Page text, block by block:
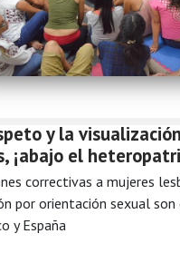
y la
¡abajo el
correctivas a mujeres
por orientación sexual son
y España